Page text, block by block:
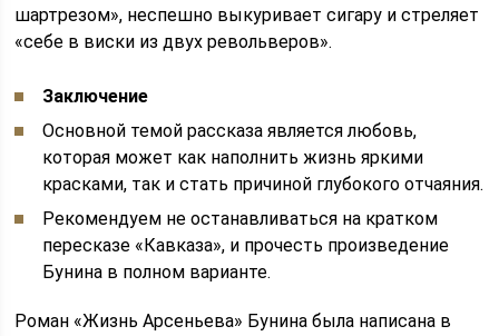
шартрезом», неспешно выкуривает сигару и стреляет
«себе в виски из двух револьверов».
Заключение
Основной темой рассказа является любовь,
которая может как наполнить жизнь яркими
красками, так и стать причиной глубокого отчаяния.
Рекомендуем не останавливаться на кратком
пересказе «Кавказа», и прочесть произведение
Бунина в полном варианте.
Роман «Жизнь Арсеньева» Бунина была написана в